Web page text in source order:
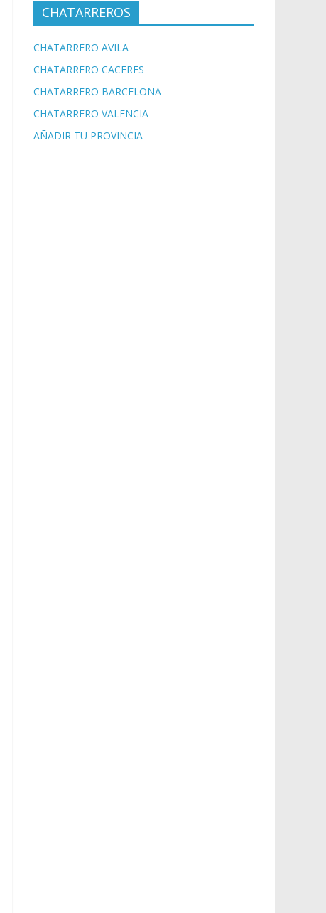
CHATARREROS
CHATARRERO AVILA
CHATARRERO CACERES
CHATARRERO BARCELONA
CHATARRERO VALENCIA
AÑADIR TU PROVINCIA